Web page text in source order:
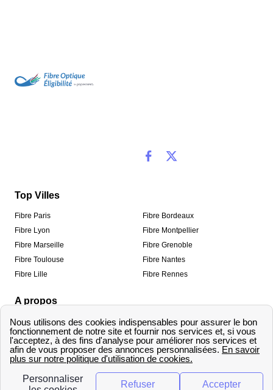
Top Villes
Fibre Paris
Fibre Lyon
Fibre Marseille
Fibre Toulouse
Fibre Lille
Fibre Bordeaux
Fibre Montpellier
Fibre Grenoble
Fibre Nantes
Fibre Rennes
A propos
Qui sommes-nous ?
Informations de contact
Méthodologie de classement
Mentions légales
Traitement des avis
Copyright © fibre-optique-eligibilite.fr 2026 – Tous